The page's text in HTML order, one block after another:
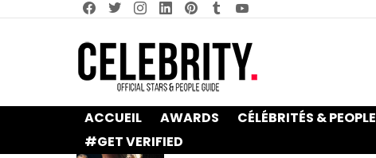
ACCUEIL AWARDS CÉLÉBRITÉS & PEOPLE
#GET VERIFIED